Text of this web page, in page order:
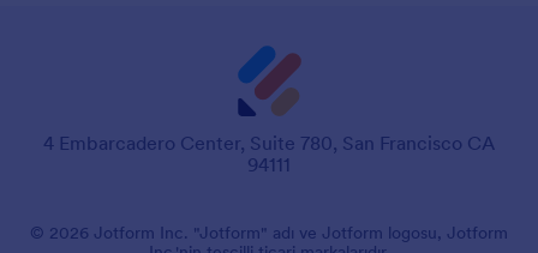
4 Embarcadero Center, Suite 780, San Francisco CA
94111
© 2026 Jotform Inc. "Jotform" adı ve Jotform logosu, Jotform